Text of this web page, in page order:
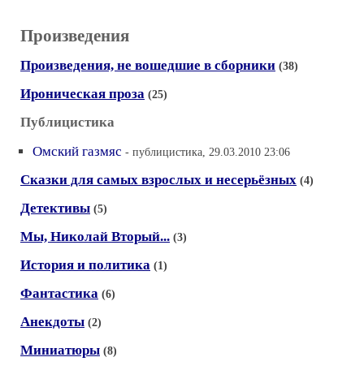
Произведения
Произведения, не вошедшие в сборники (38)
Ироническая проза (25)
Публицистика
Омский газмяс - публицистика, 29.03.2010 23:06
Сказки для самых взрослых и несерьёзных (4)
Детективы (5)
Мы, Николай Вторый... (3)
История и политика (1)
Фантастика (6)
Анекдоты (2)
Миниатюры (8)